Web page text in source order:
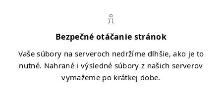
Bezpečné otáčanie stránok
Vaše súbory na serveroch nedržíme dlhšie, ako je to
nutné. Nahrané i výsledné súbory z našich serverov
vymažeme po krátkej dobe.